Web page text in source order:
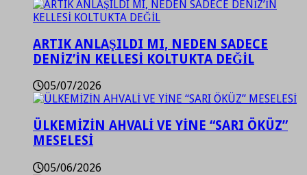
ARTIK ANLAŞILDI MI, NEDEN SADECE
DENİZ’İN KELLESİ KOLTUKTA DEĞİL
05/07/2026
ÜLKEMİZİN AHVALİ VE YİNE “SARI ÖKÜZ”
MESELESİ
05/06/2026